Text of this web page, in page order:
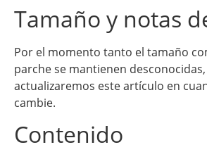
Tamaño y notas
Por el momento tanto el tamaño
parche se mantienen
actualizaremos este artículo en
cambie.
Contenido